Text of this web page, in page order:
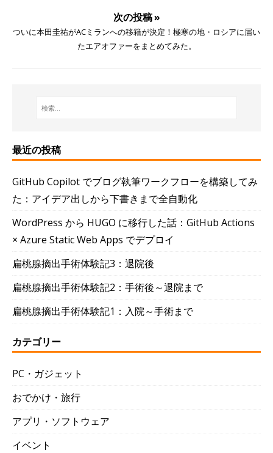
次の投稿 »
ついに本田圭祐がACミランへの移籍が決定！極寒の地・ロシアに届い
たエアオファーをまとめてみた。
最近の投稿
GitHub Copilot でブログ執筆ワークフローを構築してみ
た：アイデア出しから下書きまで全自動化
WordPress から HUGO に移行した話：GitHub Actions
× Azure Static Web Apps でデプロイ
扁桃腺摘出手術体験記3：退院後
扁桃腺摘出手術体験記2：手術後～退院まで
扁桃腺摘出手術体験記1：入院～手術まで
カテゴリー
PC・ガジェット
おでかけ・旅行
アプリ・ソフトウェア
イベント